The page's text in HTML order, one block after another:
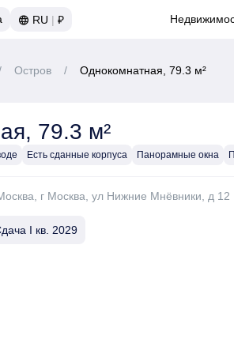
RU | ₽
Остров / Однокомнатная, 79.3 м²
79.3 м²
Есть сданные корпуса Панорамные окна
г Москва, ул Нижние Мнёвники, д 12
I кв. 2029